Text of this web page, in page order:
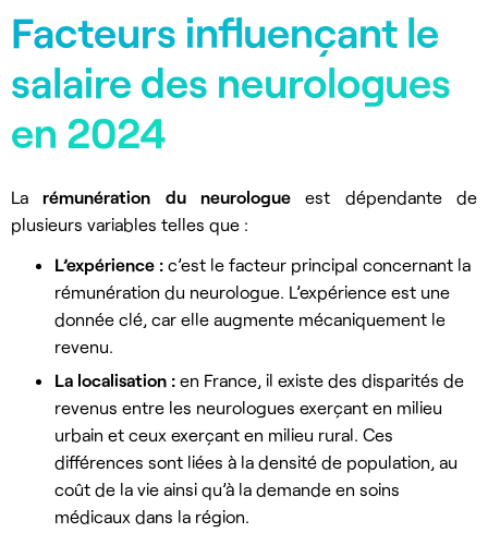
Facteurs influençant le
salaire des neurologues
en 2024
Larémunération du neurologue est dépendante de
plusieurs variables telles que :
L’expérience : c’est le facteur principal concernant la
rémunération du neurologue. L’expérience est une
donnée clé, car elle augmente mécaniquement le
revenu.
La localisation : en France, il existe des disparités de
revenus entre les neurologues exerçant en milieu
urbain et ceux exerçant en milieu rural. Ces
différences sont liées à la densité de population, au
coût de la vie ainsi qu’à la demande en soins
médicaux dans la région.